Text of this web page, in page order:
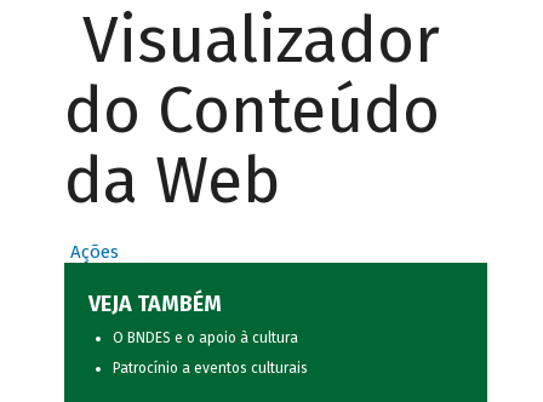
Visualizador
do Conteúdo
da Web
Ações
VEJA TAMBÉM
O BNDES e o apoio à cultura
Patrocínio a eventos culturais